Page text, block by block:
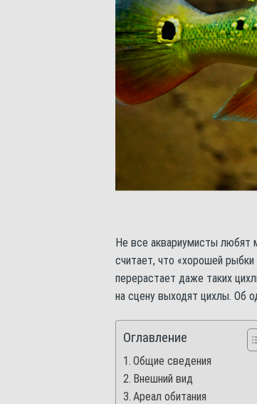
Не все аквариумисты любят
считает, что «хорошей
перерастает даже таких
на сцену выходят цихлы. Об
Оглавление
Общие сведения
Внешний вид
Ареал обитания